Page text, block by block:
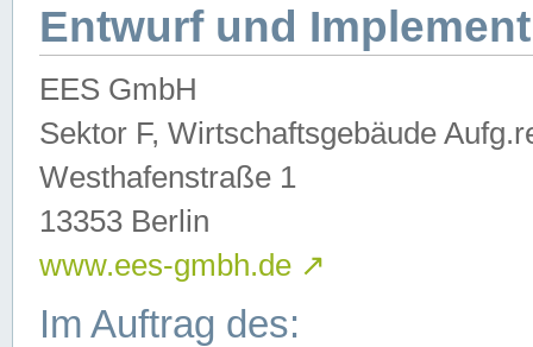
Entwurf und
EES GmbH
Sektor F, Wirtschaftsgebäude
Westhafenstraße 1
13353 Berlin
www.ees-gmbh.de ↗
Im Auftrag des: